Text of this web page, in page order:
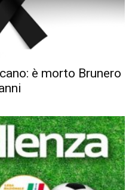
è morto Brunero